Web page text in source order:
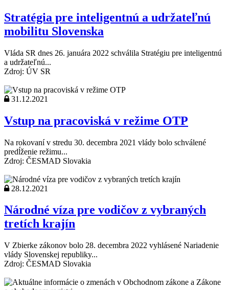
Stratégia pre inteligentnú a udržateľnú
mobilitu Slovenska
Vláda SR dnes 26. januára 2022 schválila Stratégiu pre inteligentnú
a udržateľnú...
Zdroj: ÚV SR
31.12.2021
Vstup na pracoviská v režime OTP
Na rokovaní v stredu 30. decembra 2021 vlády bolo schválené
predĺženie režimu...
Zdroj: ČESMAD Slovakia
28.12.2021
Národné víza pre vodičov z vybraných
tretích krajín
V Zbierke zákonov bolo 28. decembra 2022 vyhlásené Nariadenie
vlády Slovenskej republiky...
Zdroj: ČESMAD Slovakia